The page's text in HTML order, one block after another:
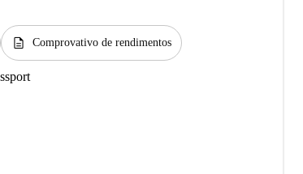
description Comprovativo de rendimentos